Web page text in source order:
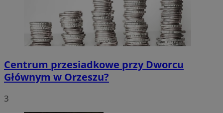
Centrum przesiadkowe przy Dworcu
Głównym w Orzeszu?
3